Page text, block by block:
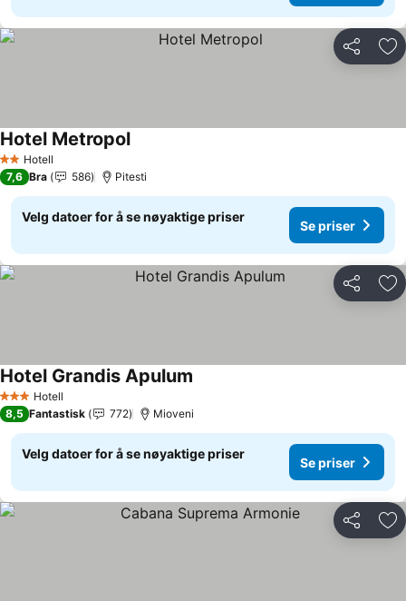
Del
2 Stjerner
Hotell
Hotel MetropolSe priser
7,6 Bra 586 Pitesti
Velg datoer for å se nøyaktige priser
Se priser
Del
3 StjernerHotell
Hotel Grandis Apulum
8,5 Fantastisk 772 Mioveni
Velg datoer for å se nøyaktige priser
Se priser
Del